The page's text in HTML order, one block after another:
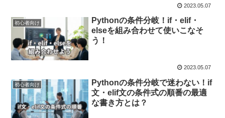
2023.05.07
初心者向け
Pythonの条件分岐！if・elif・
elseを組み合わせて使いこなそ
う！
2023.05.07
初心者向け
Pythonの条件分岐で迷わない！if
文・elif文の条件式の順番の最適
な書き方とは？